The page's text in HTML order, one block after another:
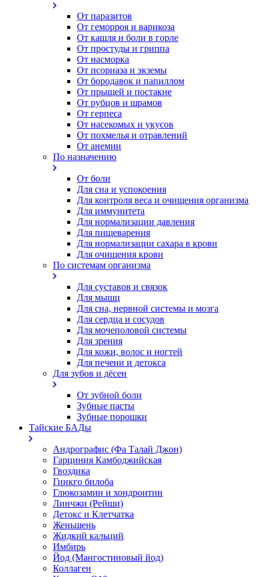
От паразитов
Oт геморроя и варикоза
От кашля и боли в горле
От простуды и гриппа
От насморка
Oт псориаза и экземы
От бородавок и папиллом
От прыщей и постакне
От рубцов и шрамов
От герпеса
От насекомых и укусов
От похмелья и отравлений
От анемии
По назначению
От боли
Для сна и успокоения
Для контроля веса и очищения организма
Для иммунитета
Для нормализации давления
Для пищеварения
Для нормализации сахара в крови
Для очищения крови
По системам организма
Для суставов и связок
Для мышц
Для сна, нервной системы и мозга
Для сердца и сосудов
Для мочеполовой системы
Для зрения
Для кожи, волос и ногтей
Для печени и детокса
Для зубов и дёсен
От зубной боли
Зубные пасты
Зубные порошки
Тайские БАДы
Андрографис (Фа Талай Джон)
Гарциния Камбоджийская
Гвоздика
Гинкго билоба
Глюкозамин и хондроитин
Линчжи (Рейши)
Детокс и Клетчатка
Женьшень
Жидкий кальций
Имбирь
Йод (Мангостиновый йод)
Коллаген